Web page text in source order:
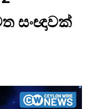
සංඥාවක්